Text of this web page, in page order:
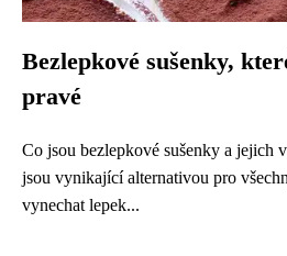
Bezlepkové sušenky,
pravé
Co jsou bezlepkové sušenky a jejich
jsou vynikající alternativou pro
vynechat lepek...